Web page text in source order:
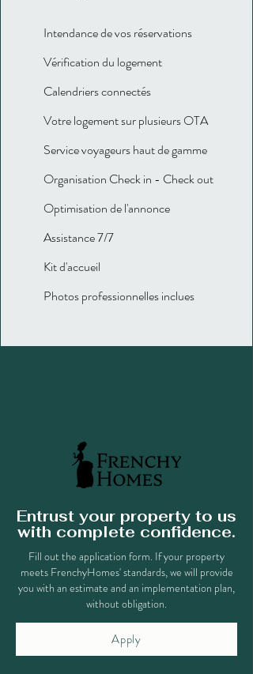
Intendance de vos réservations
Vérification du logement
Calendriers connectés
Votre logement sur plusieurs OTA
Service voyageurs haut de gamme
Organisation Check in - Check out
Optimisation de l'annonce
Assistance 7/7
Kit d'accueil
Photos professionnelles inclues
Entrust your property to us
with complete confidence.
Fill out the application form. If your property
meets FrenchyHomes' standards, we will provide
you with an estimate and an implementation plan,
without obligation.
Apply